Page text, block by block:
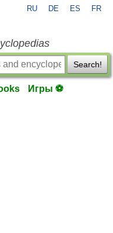
RU DE ES FR
Search!
Игры ⚽